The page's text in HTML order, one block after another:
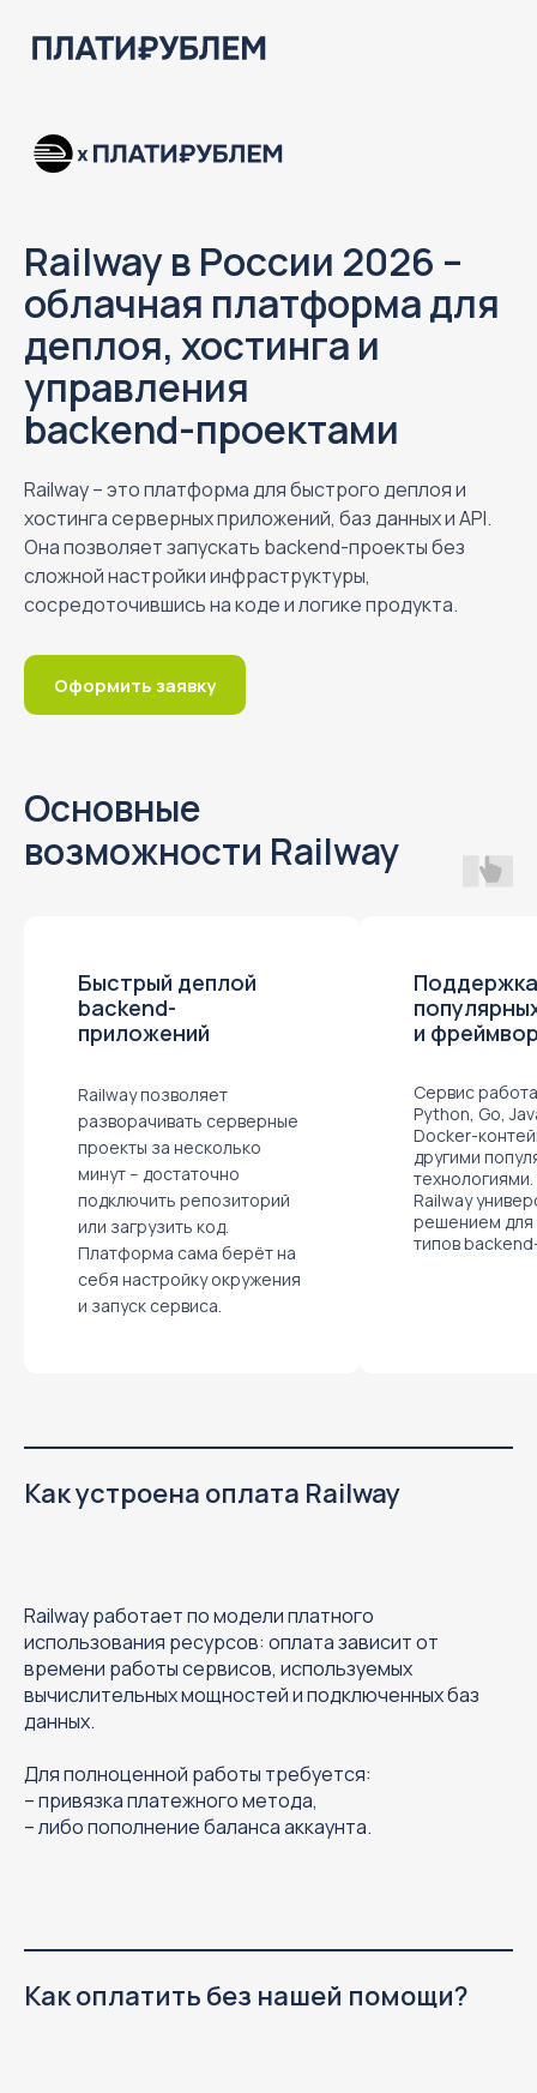
Railway в России 2026 –
облачная платформа для
деплоя, хостинга и
управления
backend-проектами
Railway – это платформа для быстрого деплоя и
хостинга серверных приложений, баз данных и API.
Она позволяет запускать backend-проекты без
сложной настройки инфраструктуры,
сосредоточившись на коде и логике продукта.
Оформить заявку
Основные
возможности Railway
Быстрый деплой
backend-
приложений
Railway позволяет
разворачивать серверные
проекты за несколько
минут – достаточно
подключить репозиторий
или загрузить код.
Платформа сама берёт на
себя настройку окружения
и запуск сервиса.
Поддержка
и
Сервис
Python, Go,
Docker-
другими
Railway
решением для
типов
Как устроена оплата Railway
Railway работает по модели платного
использования ресурсов: оплата зависит от
времени работы сервисов, используемых
вычислительных мощностей и подключенных баз
данных.
Для полноценной работы требуется:
– привязка платежного метода,
– либо пополнение баланса аккаунта.
Как оплатить без нашей помощи?